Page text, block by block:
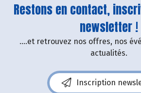
Restons en contact,
newsletter !
....et retrouvez nos offres, nos
actualités.
Inscription